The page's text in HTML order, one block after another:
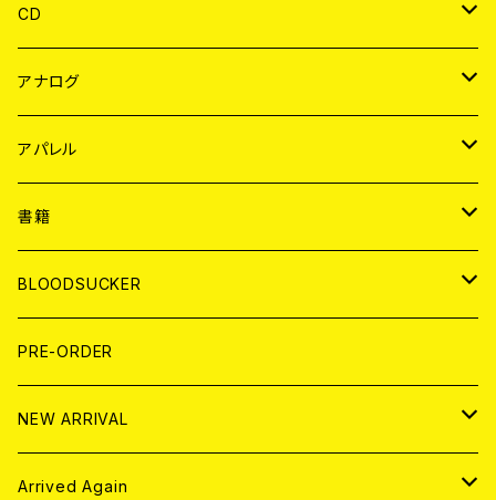
CD
JAPAN
WORLD
アナログ
JAPAN
７EP
LP
WORLD
7EP
LP
アパレル
JAPAN
T-shirt
HOOD
WORLD
T-shirt
HOOD
書籍
MAGAZINE
BOLLOCKS
EL ZINE
写真集 (PHOTOBOOK)
BLOODSUCKER
CD
アナログ
アパレル
PRE-ORDER
NEW ARRIVAL
CD
Arrived Again